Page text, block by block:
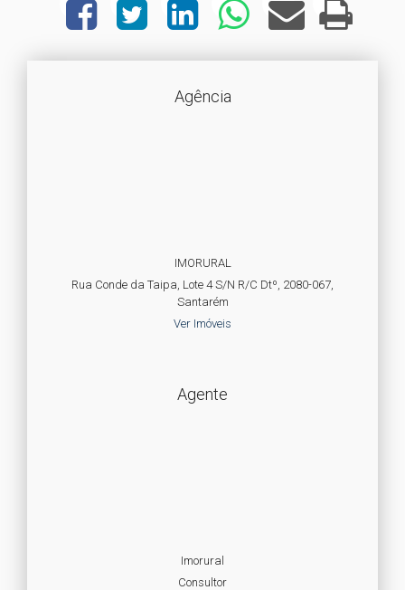
Agência
IMORURAL
Rua Conde da Taipa, Lote 4 S/N R/C Dtº, 2080-067,
Santarém
Ver Imóveis
Agente
Imorural
Consultor